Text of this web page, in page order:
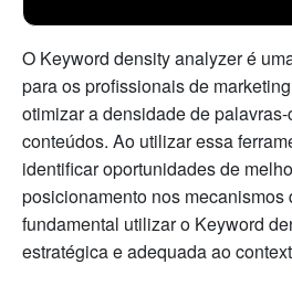
O Keyword density analyzer é
para os profissionais de
otimizar a densidade de
conteúdos. Ao utilizar essa
identificar oportunidades de
posicionamento nos mecanismos
fundamental utilizar o Keyword
estratégica e adequada ao